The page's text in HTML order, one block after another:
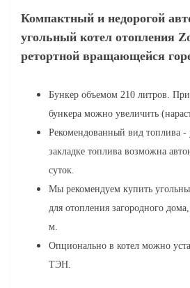
Компактный и недорогой
угольный котел отопления
ретортной вращающейся
Бункер объемом 210 литров. При
бункера можно увеличить
Рекомендованный вид топлива -
закладке топлива возможна
суток.
Мы рекомендуем купить
для отопления загородного
м.
Опционально в котел можно
ТЭН.